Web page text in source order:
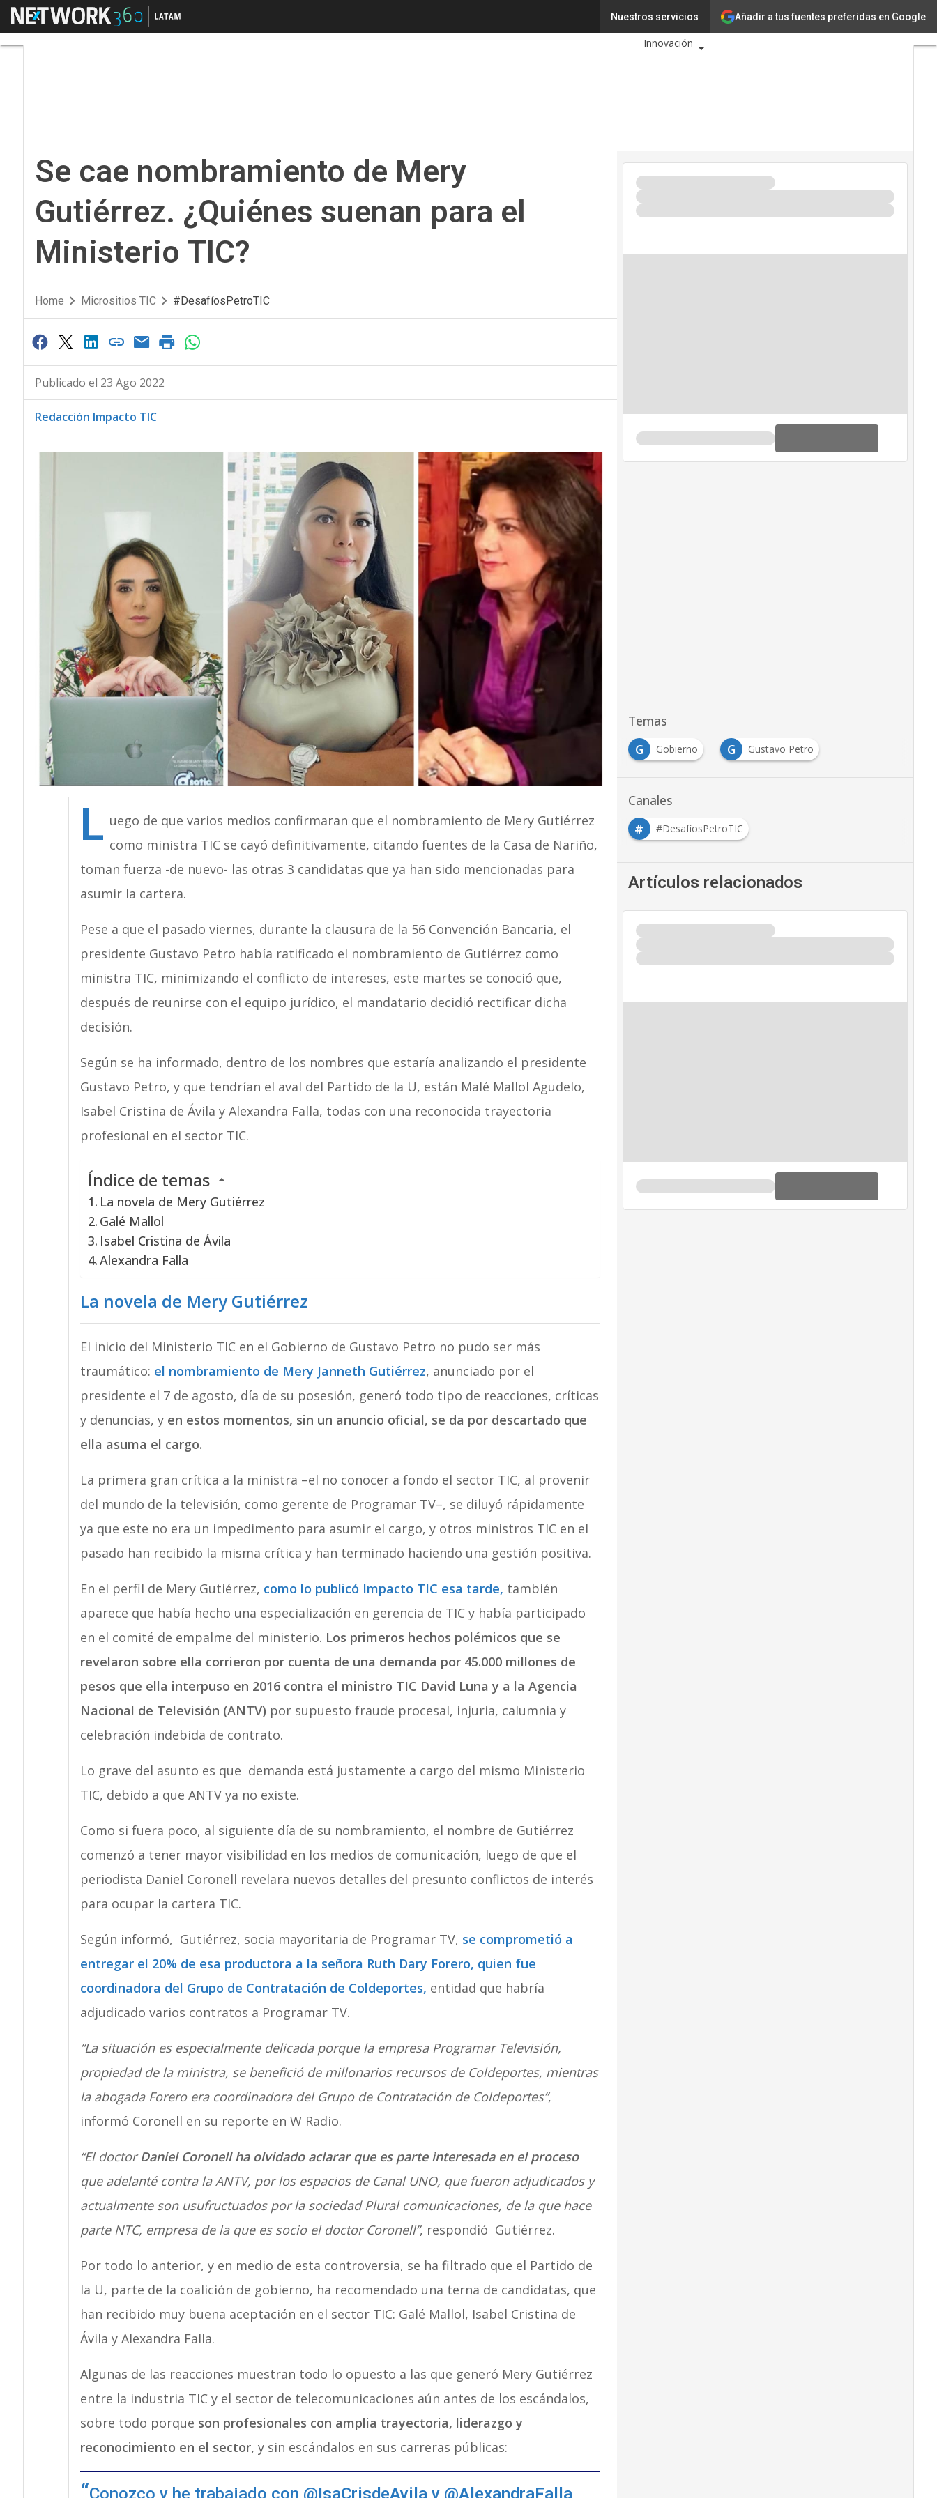
Añadir a tus fuentes preferidas en Google
Nuestros servicios
Menú Se cae nombramiento de Mery Gutiérrez. ¿Quiénes suenan para el Ministerio TIC?Tecnología
Innovación
TIC 2026
Se cae nombramiento de Mery
Gutiérrez. ¿Quiénes suenan para el
Ministerio TIC?
Home Micrositios TIC #DesafíosPetroTIC
Publicado el 23 Ago 2022
Redacción Impacto TIC
L uego de que varios medios confirmaran que el nombramiento de Mery Gutiérrez
como ministra TIC se cayó definitivamente, citando fuentes de la Casa de Nariño,
toman fuerza -de nuevo- las otras 3 candidatas que ya han sido mencionadas para
asumir la cartera.
Pese a que el pasado viernes, durante la clausura de la 56 Convención Bancaria, el
presidente Gustavo Petro había ratificado el nombramiento de Gutiérrez como
ministra TIC, minimizando el conflicto de intereses, este martes se conoció que,
después de reunirse con el equipo jurídico, el mandatario decidió rectificar dicha
decisión.
Según se ha informado, dentro de los nombres que estaría analizando el presidente
Gustavo Petro, y que tendrían el aval del Partido de la U, están Malé Mallol Agudelo,
Isabel Cristina de Ávila y Alexandra Falla, todas con una reconocida trayectoria
profesional en el sector TIC.
Índice de temas
La novela de Mery Gutiérrez
Galé Mallol
Isabel Cristina de Ávila
Alexandra Falla
La novela de Mery Gutiérrez
El inicio del Ministerio TIC en el Gobierno de Gustavo Petro no pudo ser más
traumático: el nombramiento de Mery Janneth Gutiérrez, anunciado por el
presidente el 7 de agosto, día de su posesión, generó todo tipo de reacciones, críticas
y denuncias, y en estos momentos, sin un anuncio oficial, se da por descartado que
ella asuma el cargo.
La primera gran crítica a la ministra –el no conocer a fondo el sector TIC, al provenir
del mundo de la televisión, como gerente de Programar TV–, se diluyó rápidamente
ya que este no era un impedimento para asumir el cargo, y otros ministros TIC en el
pasado han recibido la misma crítica y han terminado haciendo una gestión positiva.
En el perfil de Mery Gutiérrez, como lo publicó Impacto TIC esa tarde, también
aparece que había hecho una especialización en gerencia de TIC y había participado
en el comité de empalme del ministerio. Los primeros hechos polémicos que se
revelaron sobre ella corrieron por cuenta de una demanda por 45.000 millones de
pesos que ella interpuso en 2016 contra el ministro TIC David Luna y a la Agencia
Nacional de Televisión (ANTV) por supuesto fraude procesal, injuria, calumnia y
celebración indebida de contrato.
Lo grave del asunto es que demanda está justamente a cargo del mismo Ministerio
TIC, debido a que ANTV ya no existe.
Como si fuera poco, al siguiente día de su nombramiento, el nombre de Gutiérrez
comenzó a tener mayor visibilidad en los medios de comunicación, luego de que el
periodista Daniel Coronell revelara nuevos detalles del presunto conflictos de interés
para ocupar la cartera TIC.
Según informó, Gutiérrez, socia mayoritaria de Programar TV, se comprometió a
entregar el 20% de esa productora a la señora Ruth Dary Forero, quien fue
coordinadora del Grupo de Contratación de Coldeportes, entidad que habría
adjudicado varios contratos a Programar TV.
“La situación es especialmente delicada porque la empresa Programar Televisión,
propiedad de la ministra, se benefició de millonarios recursos de Coldeportes, mientras
la abogada Forero era coordinadora del Grupo de Contratación de Coldeportes”,
informó Coronell en su reporte en W Radio.
“El doctorDaniel Coronell ha olvidado aclarar que es parte interesada en el proceso
que adelanté contra la ANTV, por los espacios de Canal UNO, que fueron adjudicados y
actualmente son usufructuados por la sociedad Plural comunicaciones, de la que hace
parte NTC, empresa de la que es socio el doctor Coronell”, respondió Gutiérrez.
Por todo lo anterior, y en medio de esta controversia, se ha filtrado que el Partido de
la U, parte de la coalición de gobierno, ha recomendado una terna de candidatas, que
han recibido muy buena aceptación en el sector TIC: Galé Mallol, Isabel Cristina de
Ávila y Alexandra Falla.
Algunas de las reacciones muestran todo lo opuesto a las que generó Mery Gutiérrez
entre la industria TIC y el sector de telecomunicaciones aún antes de los escándalos,
sobre todo porque son profesionales con amplia trayectoria, liderazgo y
reconocimiento en el sector, y sin escándalos en sus carreras públicas:
Conozco y he trabajado con @IsaCrisdeAvila y @AlexandraFalla
Temas
G
Gobierno G Gustavo Petro
Canales
#
#DesafíosPetroTIC
Artículos relacionados